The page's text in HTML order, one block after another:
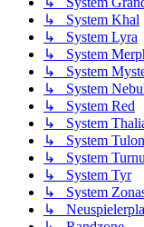
↳ System Khal
↳ System Lyra
↳ System
↳ System
↳ System
↳ System Red
↳ System
↳ System Tulon
↳ System
↳ System Tyr
↳ System
↳